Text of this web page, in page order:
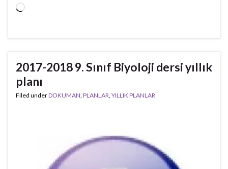
Yükleniyor...
2017-2018 9. Sınıf Biyoloji dersi yıllık
planı
Filed underDOKUMAN PLANLAR YILLIK PLANLAR